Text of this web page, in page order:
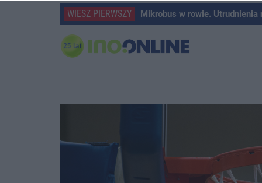
WIESZ PIERWSZY Mikrobus w rowie. Utrudnienia